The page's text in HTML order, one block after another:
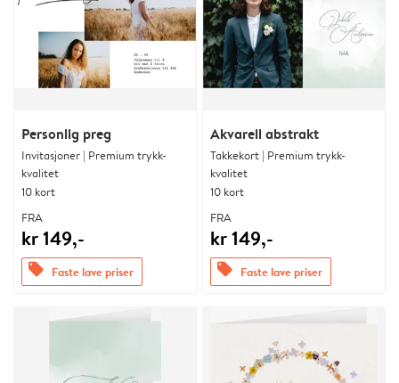
Personlig preg
Invitasjoner | Premium trykk-
kvalitet
10 kort
FRA
kr 149,-
offers Faste lave priser
Akvarell abstrakt
Takkekort | Premium trykk-
kvalitet
10 kort
FRA
kr 149,-
offers Faste lave priser